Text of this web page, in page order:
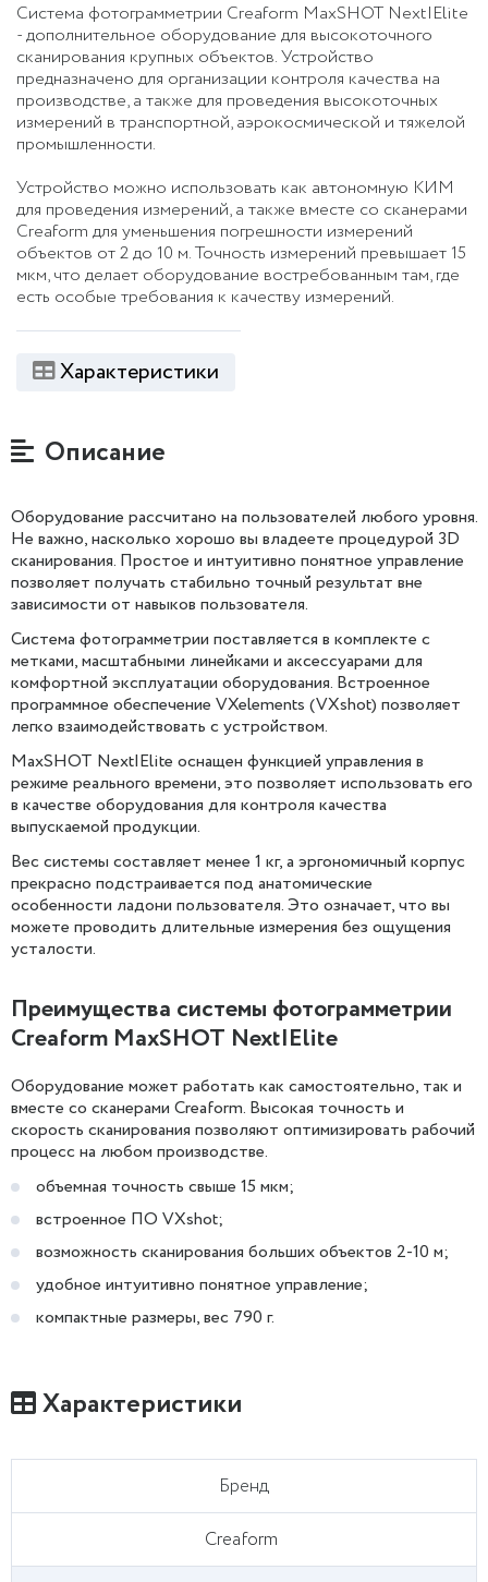
Система фотограмметрии Creaform MaxSHOT Next|Elite
- дополнительное оборудование для высокоточного
сканирования крупных объектов. Устройство
предназначено для организации контроля качества на
производстве, а также для проведения высокоточных
измерений в транспортной, аэрокосмической и тяжелой
промышленности.
Устройство можно использовать как автономную КИМ
для проведения измерений, а также вместе со сканерами
Creaform для уменьшения погрешности измерений
объектов от 2 до 10 м. Точность измерений превышает 15
мкм, что делает оборудование востребованным там, где
есть особые требования к качеству измерений.
Характеристики
Описание
Оборудование рассчитано на пользователей любого уровня.
Не важно, насколько хорошо вы владеете процедурой 3D
сканирования. Простое и интуитивно понятное управление
позволяет получать стабильно точный результат вне
зависимости от навыков пользователя.
Система фотограмметрии поставляется в комплекте с
метками, масштабными линейками и аксессуарами для
комфортной эксплуатации оборудования. Встроенное
программное обеспечение VXelements (VXshot) позволяет
легко взаимодействовать с устройством.
MaxSHOT Next|Elite оснащен функцией управления в
режиме реального времени, это позволяет использовать его
в качестве оборудования для контроля качества
выпускаемой продукции.
Вес системы составляет менее 1 кг, а эргономичный корпус
прекрасно подстраивается под анатомические
особенности ладони пользователя. Это означает, что вы
можете проводить длительные измерения без ощущения
усталости.
Преимущества системы фотограмметрии
Creaform MaxSHOT Next|Elite
Оборудование может работать как самостоятельно, так и
вместе со сканерами Creaform. Высокая точность и
скорость сканирования позволяют оптимизировать рабочий
процесс на любом производстве.
объемная точность свыше 15 мкм;
встроенное ПО VXshot;
возможность сканирования больших объектов 2-10 м;
удобное интуитивно понятное управление;
компактные размеры, вес 790 г.
Характеристики
Бренд
Creaform